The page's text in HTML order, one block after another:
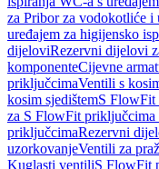
za Pribor za vodokotliće i
uređajem za higijensko
dijeloviRezervni dijelovi
komponenteCijevne
priključcimaVentili s
kosim sjedištemS FlowFit
za S FlowFit priključcima
priključcimaRezervni
uzorkovanjeVentili za
Kuglasti ventiliS FlowFit